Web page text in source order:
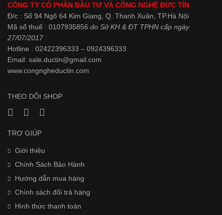
CÔNG TY CỔ PHẦN ĐẦU TƯ VÀ CÔNG NGHỆ ĐỨC TÍN
Đ/c : Số 94 Ngõ 64 Kim Giang, Q. Thanh Xuân, TP.Hà Nội
Mã số thuế : 0107935856 do Sở KH & ĐT TPHN cấp ngày
27/07/2017
Hotline : 02422396333 – 0924396333
Email: sale.ductin@gmail.com
www.congngheductin.com
THEO DÕI SHOP
TRỢ GIÚP
Giới thiệu
Chính Sách Bảo Hành
Hướng dẫn mua hàng
Chính sách đổi trả hàng
Hình thức thanh toán